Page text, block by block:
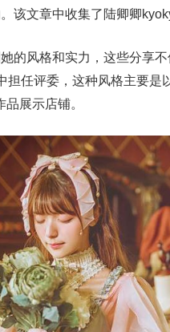
该文章中收集了陆卿卿
的风格和实力，这些分享
担任评委，这种风格主要是
展示店铺。